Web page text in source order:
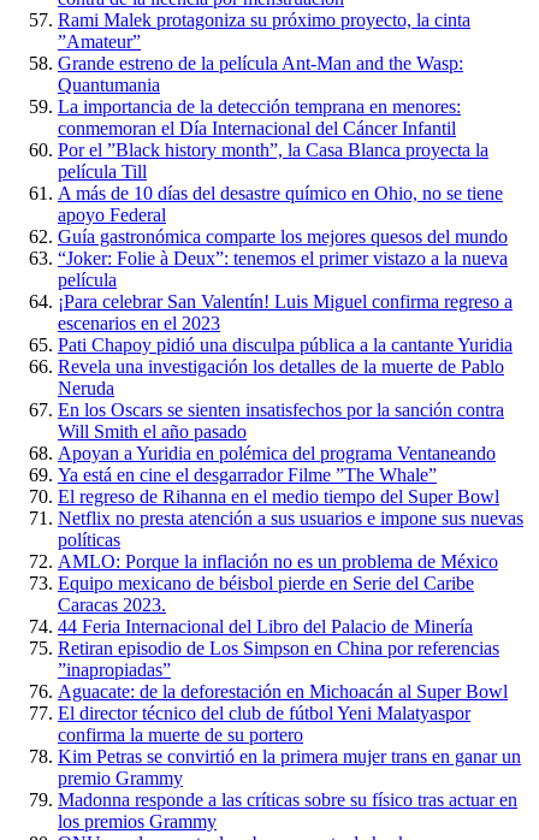
Rami Malek protagoniza su próximo proyecto, la cinta
”Amateur”
Grande estreno de la película Ant-Man and the Wasp:
Quantumania
La importancia de la detección temprana en menores:
conmemoran el Día Internacional del Cáncer Infantil
Por el ”Black history month”, la Casa Blanca proyecta la
película Till
A más de 10 días del desastre químico en Ohio, no se tiene
apoyo Federal
Guía gastronómica comparte los mejores quesos del mundo
“Joker: Folie à Deux”: tenemos el primer vistazo a la nueva
película
¡Para celebrar San Valentín! Luis Miguel confirma regreso a
escenarios en el 2023
Pati Chapoy pidió una disculpa pública a la cantante Yuridia
Revela una investigación los detalles de la muerte de Pablo
Neruda
En los Oscars se sienten insatisfechos por la sanción contra
Will Smith el año pasado
Apoyan a Yuridia en polémica del programa Ventaneando
Ya está en cine el desgarrador Filme ”The Whale”
El regreso de Rihanna en el medio tiempo del Super Bowl
Netflix no presta atención a sus usuarios e impone sus nuevas
políticas
AMLO: Porque la inflación no es un problema de México
Equipo mexicano de béisbol pierde en Serie del Caribe
Caracas 2023.
44 Feria Internacional del Libro del Palacio de Minería
Retiran episodio de Los Simpson en China por referencias
”inapropiadas”
Aguacate: de la deforestación en Michoacán al Super Bowl
El director técnico del club de fútbol Yeni Malatyaspor
confirma la muerte de su portero
Kim Petras se convirtió en la primera mujer trans en ganar un
premio Grammy
Madonna responde a las críticas sobre su físico tras actuar en
los premios Grammy